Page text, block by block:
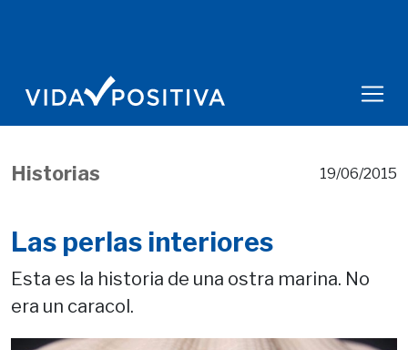
Historias 19/06/2015
Las perlas interiores
Esta es la historia de una ostra marina. No
era un caracol.